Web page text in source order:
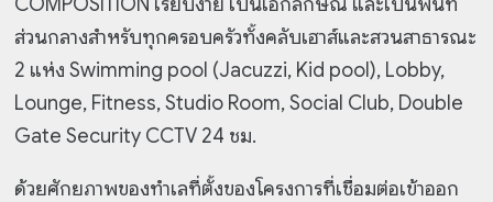
ส่วนกลางสำหรับทุกครอบครัวทั้งคลับเฮาส์และสวนสาธารณะ
2 แห่ง Swimming pool (Jacuzzi, Kid pool), Lobby,
Lounge, Fitness, Studio Room, Social Club, Double
Gate Security CCTV 24 ชม.
ด้วยศักยภาพของทำเลที่ตั้งของโครงการที่เชื่อมต่อเข้าออก